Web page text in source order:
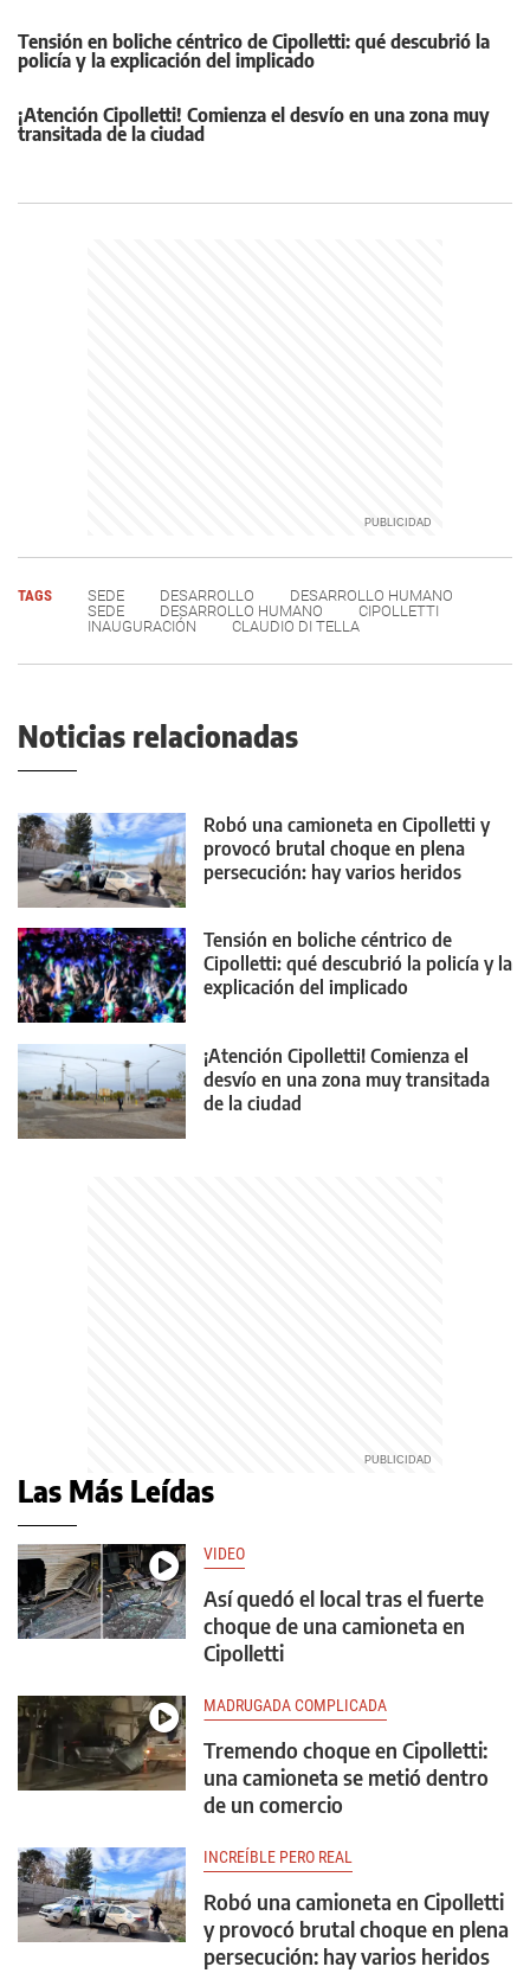
Tensión en boliche céntrico de Cipolletti: qué descubrió la
policía y la explicación del implicado
¡Atención Cipolletti! Comienza el desvío en una zona muy
transitada de la ciudad
TAGS SEDE DESARROLLO
DESARROLLO HUMANO
SEDE
DESARROLLO HUMANO
CIPOLLETTI
INAUGURACIÓN
CLAUDIO DI TELLA
Noticias relacionadas
Robó una camioneta en Cipolletti y
provocó brutal choque en plena
persecución: hay varios heridos
Tensión en boliche céntrico de
Cipolletti: qué descubrió la policía y la
explicación del implicado
¡Atención Cipolletti! Comienza el
desvío en una zona muy transitada
de la ciudad
Las Más Leídas
VIDEO
Así quedó el local tras el fuerte
choque de una camioneta en
Cipolletti
MADRUGADA COMPLICADA
Tremendo choque en Cipolletti:
una camioneta se metió dentro
de un comercio
INCREÍBLE PERO REAL
Robó una camioneta en Cipolletti
y provocó brutal choque en plena
persecución: hay varios heridos